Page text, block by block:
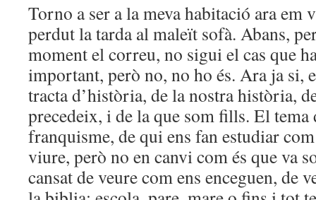
Torno a ser a la meva habitació ara em
perdut la tarda al maleït sofà. Abans,
moment el correu, no sigui el cas que
important, però no, no ho és. Ara ja si,
tracta d’història, de la nostra història,
precedeix, i de la que som fills. El tema
franquisme, de qui ens fan estudiar
viure, però no en canvi com és que va
cansat de veure com ens enceguen, de